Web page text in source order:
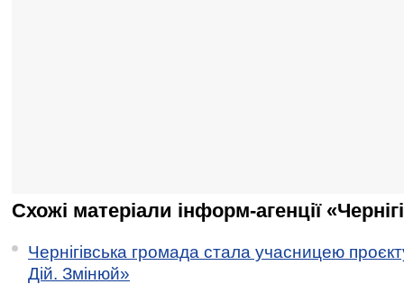
Схожі матеріали інформ-агенції
Чернігівська громада стала учасницею
Дій. Змінюй»